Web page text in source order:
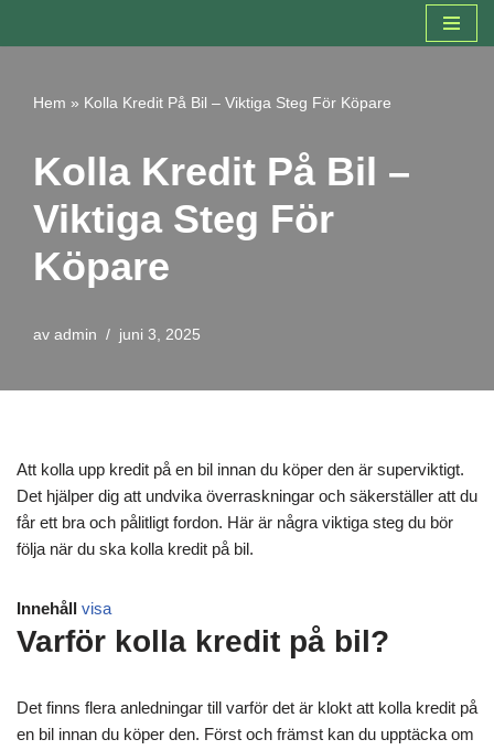
innehåll
Hem » Kolla Kredit På Bil – Viktiga Steg För Köpare
Kolla Kredit På Bil –
Viktiga Steg För
Köpare
av admin juni 3, 2025
Att kolla upp kredit på en bil innan du köper den är superviktigt.
Det hjälper dig att undvika överraskningar och säkerställer att du
får ett bra och pålitligt fordon. Här är några viktiga steg du bör
följa när du ska kolla kredit på bil.
Innehåll visa
Varför kolla kredit på bil?
Det finns flera anledningar till varför det är klokt att kolla kredit på
en bil innan du köper den. Först och främst kan du upptäcka om